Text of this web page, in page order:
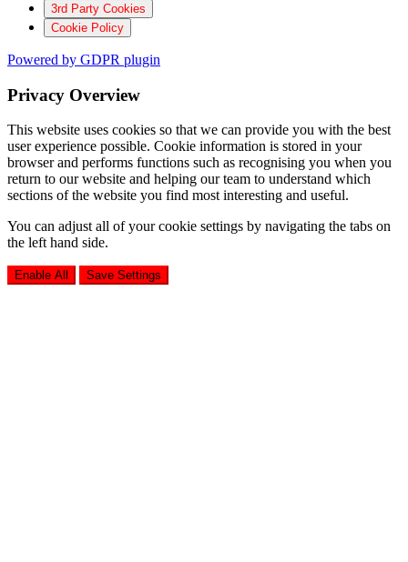
3rd Party Cookies
Cookie Policy
Powered by GDPR plugin
Privacy Overview
This website uses cookies so that we can provide you with the best
user experience possible. Cookie information is stored in your
browser and performs functions such as recognising you when you
return to our website and helping our team to understand which
sections of the website you find most interesting and useful.
You can adjust all of your cookie settings by navigating the tabs on
the left hand side.
Enable All Save Settings